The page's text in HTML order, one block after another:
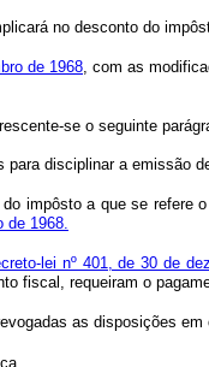
no desconto do
de 1968, com as
se o seguinte
disciplinar a emissão
impôsto a que se refere o
de 1968.
lei nº 401, de 30 de
fiscal, requeiram o
as disposições em